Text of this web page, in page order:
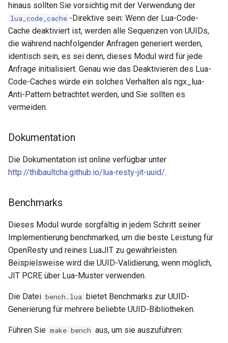
html-sanitize
iconv
image-filter
immerse
immutable
internal-redirect
ipscrub
jpeg
json-var
json
jwt
keyval
hinaus sollten Sie vorsichtig mit der Verwendung der
lua_code_cache -Direktive sein: Wenn der Lua-Code-
Cache deaktiviert ist, werden alle Sequenzen von UUIDs,
die während nachfolgender Anfragen generiert werden,
identisch sein, es sei denn, dieses Modul wird für jede
Anfrage initialisiert. Genau wie das Deaktivieren des Lua-
Code-Caches würde ein solches Verhalten als ngx_lua-
Anti-Pattern betrachtet werden, und Sie sollten es
vermeiden.
Dokumentation
Die Dokumentation ist online verfügbar unter
http://thibaultcha.github.io/lua-resty-jit-uuid/.
Benchmarks
Dieses Modul wurde sorgfältig in jedem Schritt seiner
Implementierung benchmarked, um die beste Leistung für
OpenResty und reines LuaJIT zu gewährleisten.
Beispielsweise wird die UUID-Validierung, wenn möglich,
JIT PCRE über Lua-Muster verwenden.
Die Datei bench.lua bietet Benchmarks zur UUID-
Generierung für mehrere beliebte UUID-Bibliotheken.
Führen Sie make bench aus, um sie auszuführen: